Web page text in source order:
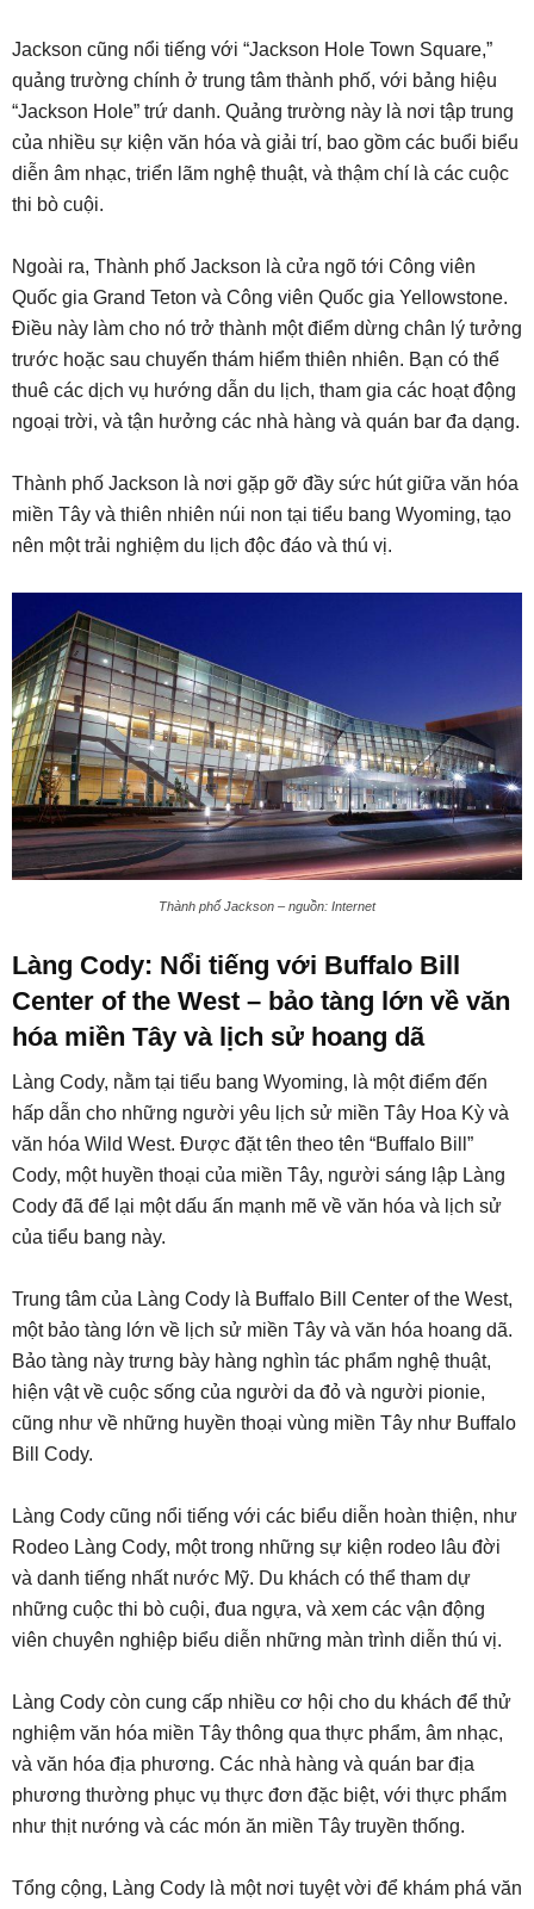
Jackson cũng nổi tiếng với “Jackson Hole Town Square,”
quảng trường chính ở trung tâm thành phố, với bảng hiệu
“Jackson Hole” trứ danh. Quảng trường này là nơi tập trung
của nhiều sự kiện văn hóa và giải trí, bao gồm các buổi biểu
diễn âm nhạc, triển lãm nghệ thuật, và thậm chí là các cuộc
thi bò cuội.
Ngoài ra, Thành phố Jackson là cửa ngõ tới Công viên
Quốc gia Grand Teton và Công viên Quốc gia Yellowstone.
Điều này làm cho nó trở thành một điểm dừng chân lý tưởng
trước hoặc sau chuyến thám hiểm thiên nhiên. Bạn có thể
thuê các dịch vụ hướng dẫn du lịch, tham gia các hoạt động
ngoại trời, và tận hưởng các nhà hàng và quán bar đa dạng.
Thành phố Jackson là nơi gặp gỡ đầy sức hút giữa văn hóa
miền Tây và thiên nhiên núi non tại tiểu bang Wyoming, tạo
nên một trải nghiệm du lịch độc đáo và thú vị.
Thành phố Jackson – nguồn: Internet
Làng Cody: Nổi tiếng với Buffalo Bill
Center of the West – bảo tàng lớn về văn
hóa miền Tây và lịch sử hoang dã
Làng Cody, nằm tại tiểu bang Wyoming, là một điểm đến
hấp dẫn cho những người yêu lịch sử miền Tây Hoa Kỳ và
văn hóa Wild West. Được đặt tên theo tên “Buffalo Bill”
Cody, một huyền thoại của miền Tây, người sáng lập Làng
Cody đã để lại một dấu ấn mạnh mẽ về văn hóa và lịch sử
của tiểu bang này.
Trung tâm của Làng Cody là Buffalo Bill Center of the West,
một bảo tàng lớn về lịch sử miền Tây và văn hóa hoang dã.
Bảo tàng này trưng bày hàng nghìn tác phẩm nghệ thuật,
hiện vật về cuộc sống của người da đỏ và người pionie,
cũng như về những huyền thoại vùng miền Tây như Buffalo
Bill Cody.
Làng Cody cũng nổi tiếng với các biểu diễn hoàn thiện, như
Rodeo Làng Cody, một trong những sự kiện rodeo lâu đời
và danh tiếng nhất nước Mỹ. Du khách có thể tham dự
những cuộc thi bò cuội, đua ngựa, và xem các vận động
viên chuyên nghiệp biểu diễn những màn trình diễn thú vị.
Làng Cody còn cung cấp nhiều cơ hội cho du khách để thử
nghiệm văn hóa miền Tây thông qua thực phẩm, âm nhạc,
và văn hóa địa phương. Các nhà hàng và quán bar địa
phương thường phục vụ thực đơn đặc biệt, với thực phẩm
như thịt nướng và các món ăn miền Tây truyền thống.
Tổng cộng, Làng Cody là một nơi tuyệt vời để khám phá văn